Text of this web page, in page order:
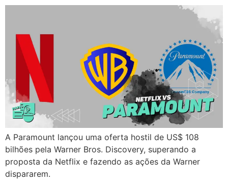
A Paramount lançou uma oferta hostil de US$ 108
bilhões pela Warner Bros. Discovery, superando a
proposta da Netflix e fazendo as ações da Warner
dispararem.